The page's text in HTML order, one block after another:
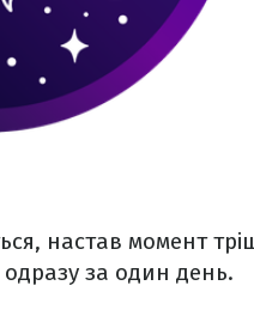
настав момент
за один день.